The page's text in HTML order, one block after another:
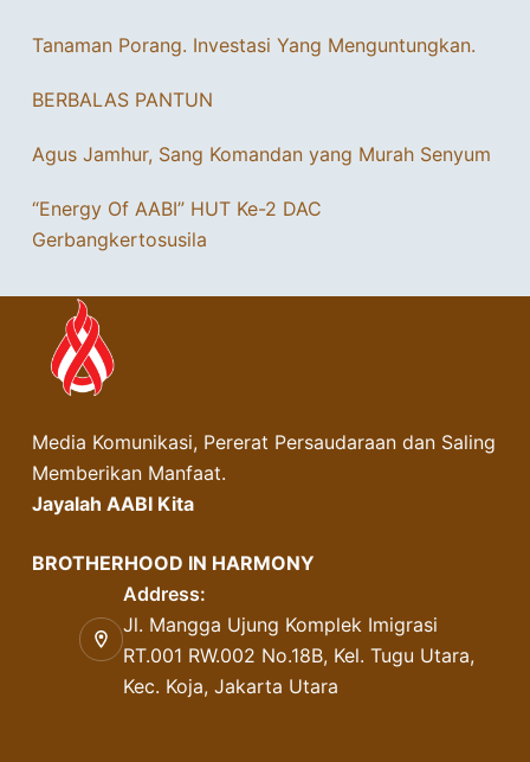
Tanaman Porang. Investasi Yang Menguntungkan.
BERBALAS PANTUN
Agus Jamhur, Sang Komandan yang Murah Senyum
“Energy Of AABI” HUT Ke-2 DAC
Gerbangkertosusila
Media Komunikasi, Pererat Persaudaraan dan Saling
Memberikan Manfaat.
Jayalah AABI Kita
BROTHERHOOD IN HARMONY
Address:
Jl. Mangga Ujung Komplek Imigrasi
RT.001 RW.002 No.18B, Kel. Tugu Utara,
Kec. Koja, Jakarta Utara